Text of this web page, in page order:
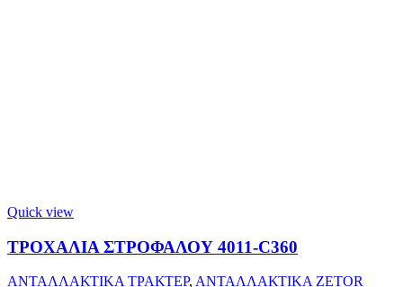
Quick view
ΤΡΟΧΑΛΙΑ ΣΤΡΟΦΑΛΟΥ 4011-C360
ΑΝΤΑΛΛΑΚΤΙΚΑ ΤΡΑΚΤΕΡ, ΑΝΤΑΛΛΑΚΤΙΚΑ ZETOR